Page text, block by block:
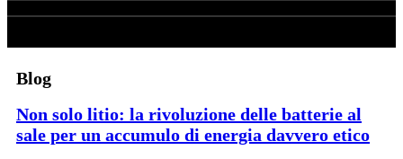
Blog
Non solo litio: la rivoluzione delle batterie al
sale per un accumulo di energia davvero etico